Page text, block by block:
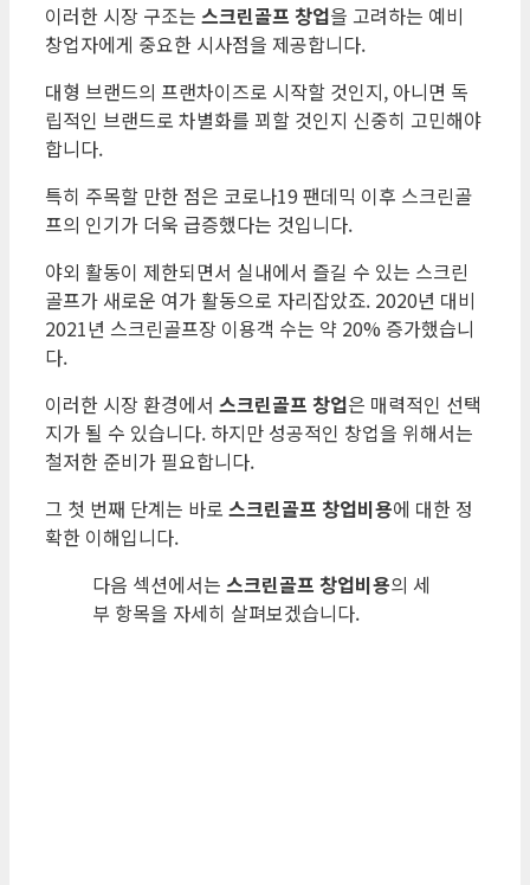
이러한 시장 구조는 스크린골프 창업을 고려하는 예비
창업자에게 중요한 시사점을 제공합니다.
대형 브랜드의 프랜차이즈로 시작할 것인지, 아니면 독
립적인 브랜드로 차별화를 꾀할 것인지 신중히 고민해야
합니다.
특히 주목할 만한 점은 코로나19 팬데믹 이후 스크린골
프의 인기가 더욱 급증했다는 것입니다.
야외 활동이 제한되면서 실내에서 즐길 수 있는 스크린
골프가 새로운 여가 활동으로 자리잡았죠. 2020년 대비
2021년 스크린골프장 이용객 수는 약 20% 증가했습니
다.
이러한 시장 환경에서 스크린골프 창업은 매력적인 선택
지가 될 수 있습니다. 하지만 성공적인 창업을 위해서는
철저한 준비가 필요합니다.
그 첫 번째 단계는 바로 스크린골프 창업비용에 대한 정
확한 이해입니다.
다음 섹션에서는 스크린골프 창업비용의 세
부 항목을 자세히 살펴보겠습니다.